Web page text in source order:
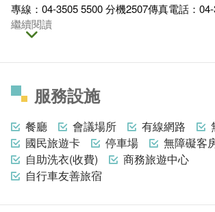
專線：04-3505 5500 分機2507傳真電話：
繼續閱讀
服務設施
餐廳 會議場所 有線網路
國民旅遊卡
停車場
無障礙客
自助洗衣(收費)
商務旅遊中心
自行車友善旅宿